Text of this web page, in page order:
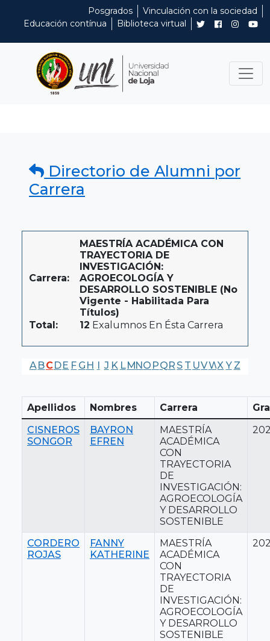
Posgrados
Vinculación con la sociedad
Educación contínua
Biblioteca virtual
Directorio de Alumni por
Carrera
Carrera:
MAESTRÍA ACADÉMICA CON
TRAYECTORIA DE
INVESTIGACIÓN:
AGROECOLOGÍA Y
DESARROLLO SOSTENIBLE (No
Vigente - Habilitada Para
Títulos)
Total:
12 Exalumnos En Ésta Carrera
A BCDE F G H I J K LMNO PQR S T UVWX Y Z
Apellidos Nombres Carrera
CISNEROS
SONGOR
BAYRON
EFREN
MAESTRÍA
ACADÉMICA
CON
TRAYECTORIA
DE
INVESTIGACIÓN:
AGROECOLOGÍA
Y DESARROLLO
SOSTENIBLE
CORDERO
ROJAS
FANNY
KATHERINE
MAESTRÍA
ACADÉMICA
CON
TRAYECTORIA
DE
INVESTIGACIÓN:
AGROECOLOGÍA
Y DESARROLLO
SOSTENIBLE